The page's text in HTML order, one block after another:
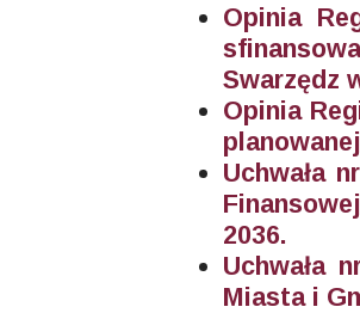
Opinia
Swarzędz
Opinia
Uchwała
2036.
Uchwała
Miasta i